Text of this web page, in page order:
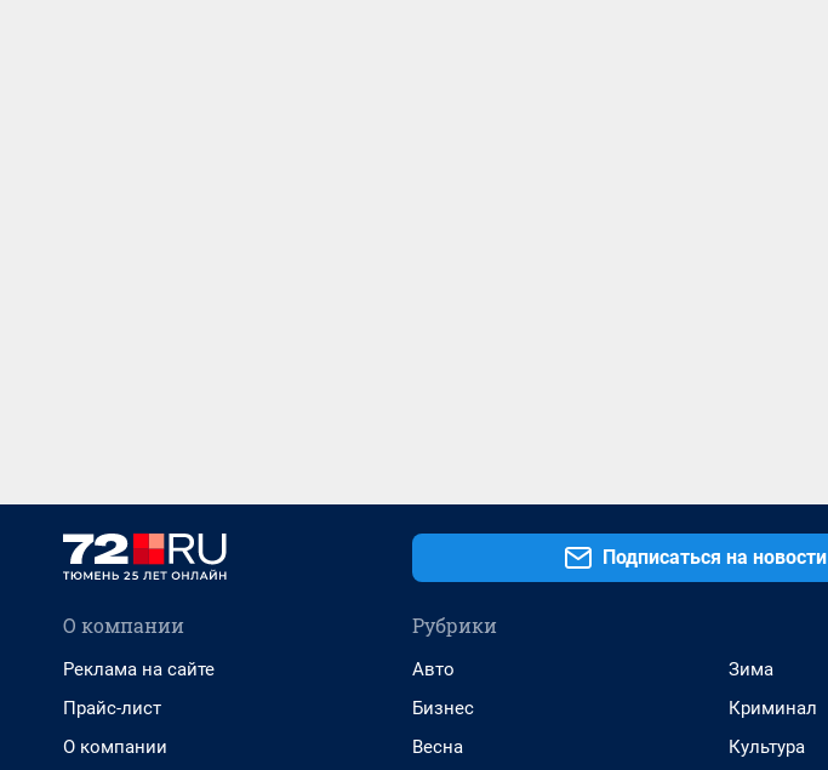
Подписаться на новости
О компании
Реклама на сайте
Прайс-лист
О компании
Рубрики
Авто
Бизнес
Весна
Зима
Криминал
Культура